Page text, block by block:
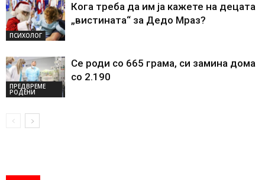
ПСИХОЛОГ
Кога треба да им ја кажете на децата
„вистината“ за Дедо Мраз?
ПРЕДВРЕМЕ
РОДЕНИ
Се роди со 665 грама, си замина дома
со 2.190